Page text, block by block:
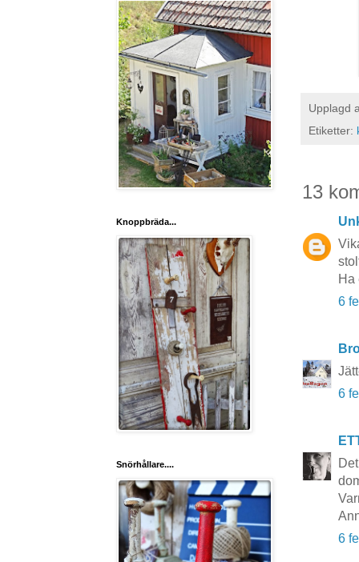
Upplagd
Etiketter:
13
Ha
6
6
6
Knoppbräda...
Snörhållare....